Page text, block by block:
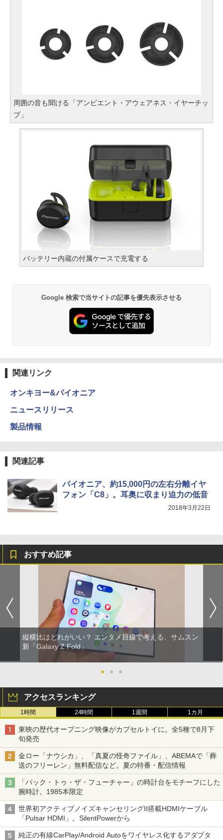
周囲の音も聞ける「アンビエント・アウェアネス・イヤーチッ
プ」
バッテリー内蔵の付属ケースで充電する
Google 検索で当サイトの記事を優先表示させる
関連リンク
オンキヨー&パイオニア
ニュースリリース
製品情報
関連記事
パイオニア、約15,000円の左右分離イヤ
フォン「C8」。耳奥に収まり迫力の低音
2018年3月22日
おすすめ記事
縦横比はどれがいい？ エンタメ目線で考える、サムスン
新「Galaxy Z Fold」
● ● ●
アクセスランキング
1時間 24時間 1週間 1カ月
東映の歴代オープニング映像がカプセルトイに。全5種で8月下
旬発売
金ロー「ナウシカ」、「真夏の怪奇ファイル」、ABEMAで「葬
送のフリーレン」無料配信など。夏の特番・配信情報
「バック・トゥ・ザ・フューチャー」の時計台をモチーフにした
腕時計。1985本限定
世界初アクティブノイズキャンセリングII搭載HDMIケーブル
「Pulsar HDMI」。SilentPowerから
純正の有線CarPlay/Android Autoをワイヤレス化するアダプタ